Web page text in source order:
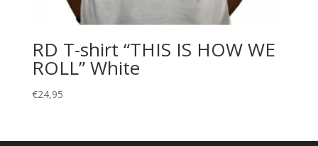
RD T-shirt “THIS IS HOW WE
ROLL” White
€24,95